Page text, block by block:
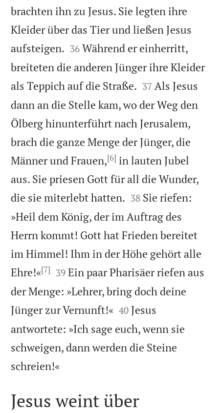
brachten ihn zu Jesus. Sie legten ihre
Kleider über das Tier und ließen Jesus
aufsteigen. 

36 Während er einherritt,
breiteten die anderen Jünger ihre Kleider
als Teppich auf die Straße. 

37 Als Jesus
dann an die Stelle kam, wo der Weg den
Ölberg hinunterführt nach Jerusalem,
brach die ganze Menge der Jünger, die
Männer und Frauen,[6] in lauten Jubel
aus. Sie priesen Gott für all die Wunder,
die sie miterlebt hatten. 

38 Sie riefen:
»Heil dem König, der im Auftrag des
Herrn kommt! Gott hat Frieden bereitet
im Himmel! Ihm in der Höhe gehört alle
Ehre!«[7] 

39 Ein paar Pharisäer riefen aus
der Menge: »Lehrer, bring doch deine
Jünger zur Vernunft!« 

40 Jesus
antwortete: »Ich sage euch, wenn sie
schweigen, dann werden die Steine
schreien!«
Jesus weint über